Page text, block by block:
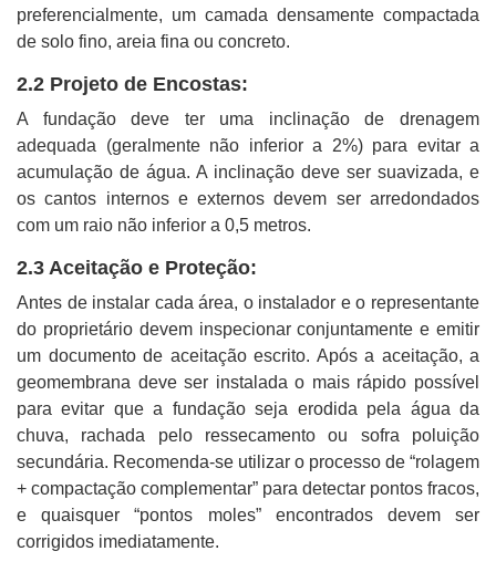
preferencialmente, um camada densamente compactada
de solo fino, areia fina ou concreto.
2.2 Projeto de Encostas:
A fundação deve ter uma inclinação de drenagem
adequada (geralmente não inferior a 2%) para evitar a
acumulação de água. A inclinação deve ser suavizada, e
os cantos internos e externos devem ser arredondados
com um raio não inferior a 0,5 metros.
2.3 Aceitação e Proteção:
Antes de instalar cada área, o instalador e o representante
do proprietário devem inspecionar conjuntamente e emitir
um documento de aceitação escrito. Após a aceitação, a
geomembrana deve ser instalada o mais rápido possível
para evitar que a fundação seja erodida pela água da
chuva, rachada pelo ressecamento ou sofra poluição
secundária. Recomenda-se utilizar o processo de “rolagem
+ compactação complementar” para detectar pontos fracos,
e quaisquer “pontos moles” encontrados devem ser
corrigidos imediatamente.